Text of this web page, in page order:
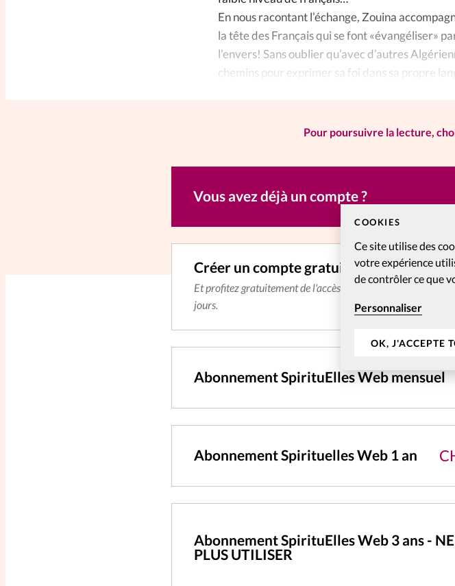
COOKIES
Ce site utilise des
votre expérience
de contrôler ce que
Personnaliser
OK, J'ACCEPTE
En nous racontant l’échange, Zouina
la tête des Français qui se font «évangéliser»
l’envers! Sans oublier qu’avec d’autres
chemins pour exprimer sa foi dans sa propre
Pour poursuivre la lecture,
Vous avez déjà un compte ?
Créer un compte gratuitement
Et profitez gratuitement de l'accès aux articles web réservés
jours.
Abonnement SpirituElles Web mensuel
Abonnement Spirituelles Web 1 an
Abonnement SpirituElles Web 3 ans - NE
PLUS UTILISER